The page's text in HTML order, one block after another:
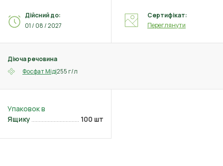
Діюча речовина
Фосфат Міді255 г/л
Дійсний до:
01 / 08 / 2027
Сертифікат:
Переглянути
Ящику 100 шт